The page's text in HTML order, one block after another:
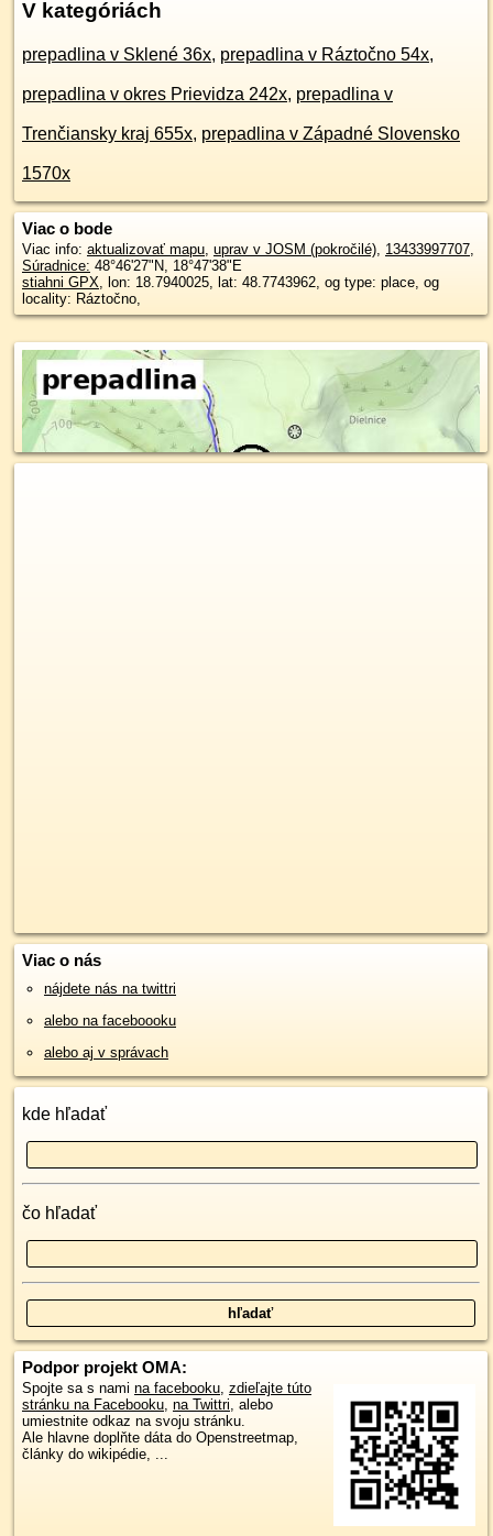
V kategóriách
prepadlina v Sklené 36x, prepadlina v Ráztočno 54x,
prepadlina v okres Prievidza 242x, prepadlina v
Trenčiansky kraj 655x, prepadlina v Západné Slovensko
1570x
Viac o bode
Viac info: aktualizovať mapu, uprav v JOSM (pokročilé), 13433997707,
Súradnice: 48°46'27"N, 18°47'38"E
stiahni GPX, lon: 18.7940025, lat: 48.7743962, og type: place, og
locality: Ráztočno,
Viac o nás
nájdete nás na twittri
alebo na faceboooku
alebo aj v správach
kde hľadať
čo hľadať
Podpor projekt OMA:
Spojte sa s nami na facebooku, zdieľajte túto
stránku na Facebooku, na Twittri, alebo
umiestnite odkaz na svoju stránku.
Ale hlavne doplňte dáta do Openstreetmap,
články do wikipédie, ...